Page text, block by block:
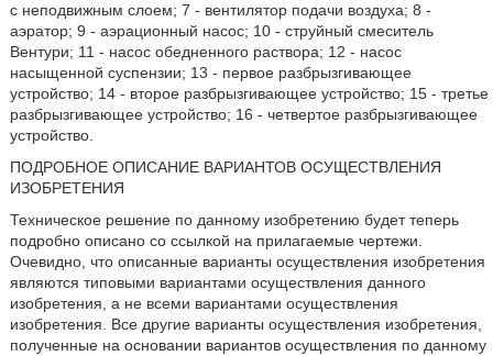
с неподвижным слоем; 7 - вентилятор подачи воздуха; 8 -
аэратор; 9 - аэрационный насос; 10 - струйный смеситель
Вентури; 11 - насос обедненного раствора; 12 - насос
насыщенной суспензии; 13 - первое разбрызгивающее
устройство; 14 - второе разбрызгивающее устройство; 15 - третье
разбрызгивающее устройство; 16 - четвертое разбрызгивающее
устройство.
ПОДРОБНОЕ ОПИСАНИЕ ВАРИАНТОВ ОСУЩЕСТВЛЕНИЯ
ИЗОБРЕТЕНИЯ
Техническое решение по данному изобретению будет теперь
подробно описано со ссылкой на прилагаемые чертежи.
Очевидно, что описанные варианты осуществления изобретения
являются типовыми вариантами осуществления данного
изобретения, а не всеми вариантами осуществления
изобретения. Все другие варианты осуществления изобретения,
полученные на основании вариантов осуществления по данному